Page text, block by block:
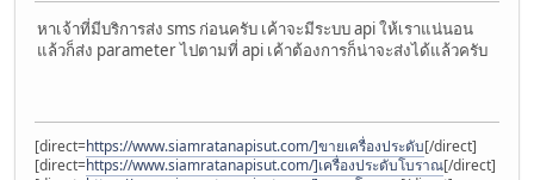
หาเจ้าที่มีบริการส่ง sms ก่อนครับ เค้าจะมีระบบ api ให้เราแน่นอน
แล้วก็ส่ง parameter ไปตามที่ api เค้าต้องการก็น่าจะส่งได้แล้วครับ
[direct=https://www.siamratanapisut.com/]ขายเครื่องประดับ[/direct]
[direct=https://www.siamratanapisut.com/]เครื่องประดับโบราณ[/direct]